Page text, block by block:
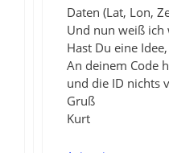
Daten (Lat, Lon,
Und nun weiß
Hast Du eine
An deinem Code
und die ID nichts
Gruß
Kurt